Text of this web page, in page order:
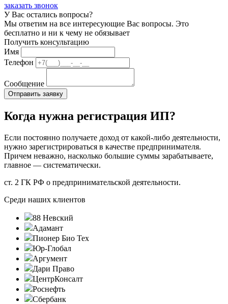
заказать звонок
У Вас остались вопросы?
Мы ответим на все интересующие Вас вопросы. Это
бесплатно и ни к чему не обязывает
Получить консультацию
Имя
Телефон
Сообщение
Когда нужна регистрация ИП?
Если постоянно получаете доход от какой-либо деятельности,
нужно зарегистрироваться в качестве предпринимателя.
Причем неважно, насколько большие суммы зарабатываете,
главное — систематически.
ст. 2 ГК РФ о предпринимательской деятельности.
Среди наших клиентов
88 Невский
Адамант
Пионер Био Тех
Юр-Глобал
Аргумент
Дари Право
ЦентрКонсалт
Роснефть
Сбербанк